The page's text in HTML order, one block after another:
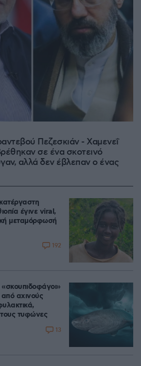
Πεζεσκιάν - Χαμενεΐ
σε ένα σκοτεινό
αλλά δεν έβλεπαν ο ένας
έγινε viral,
μεταμόρφωσή
192
«σκουπιδοφάγοι»
αχινούς
τυφώνες
13